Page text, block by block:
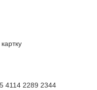
4114 2289 2344